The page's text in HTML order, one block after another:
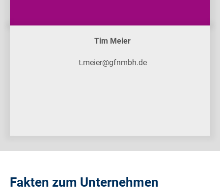
Tim Meier
t.meier@gfnmbh.de
Fakten zum Unternehmen